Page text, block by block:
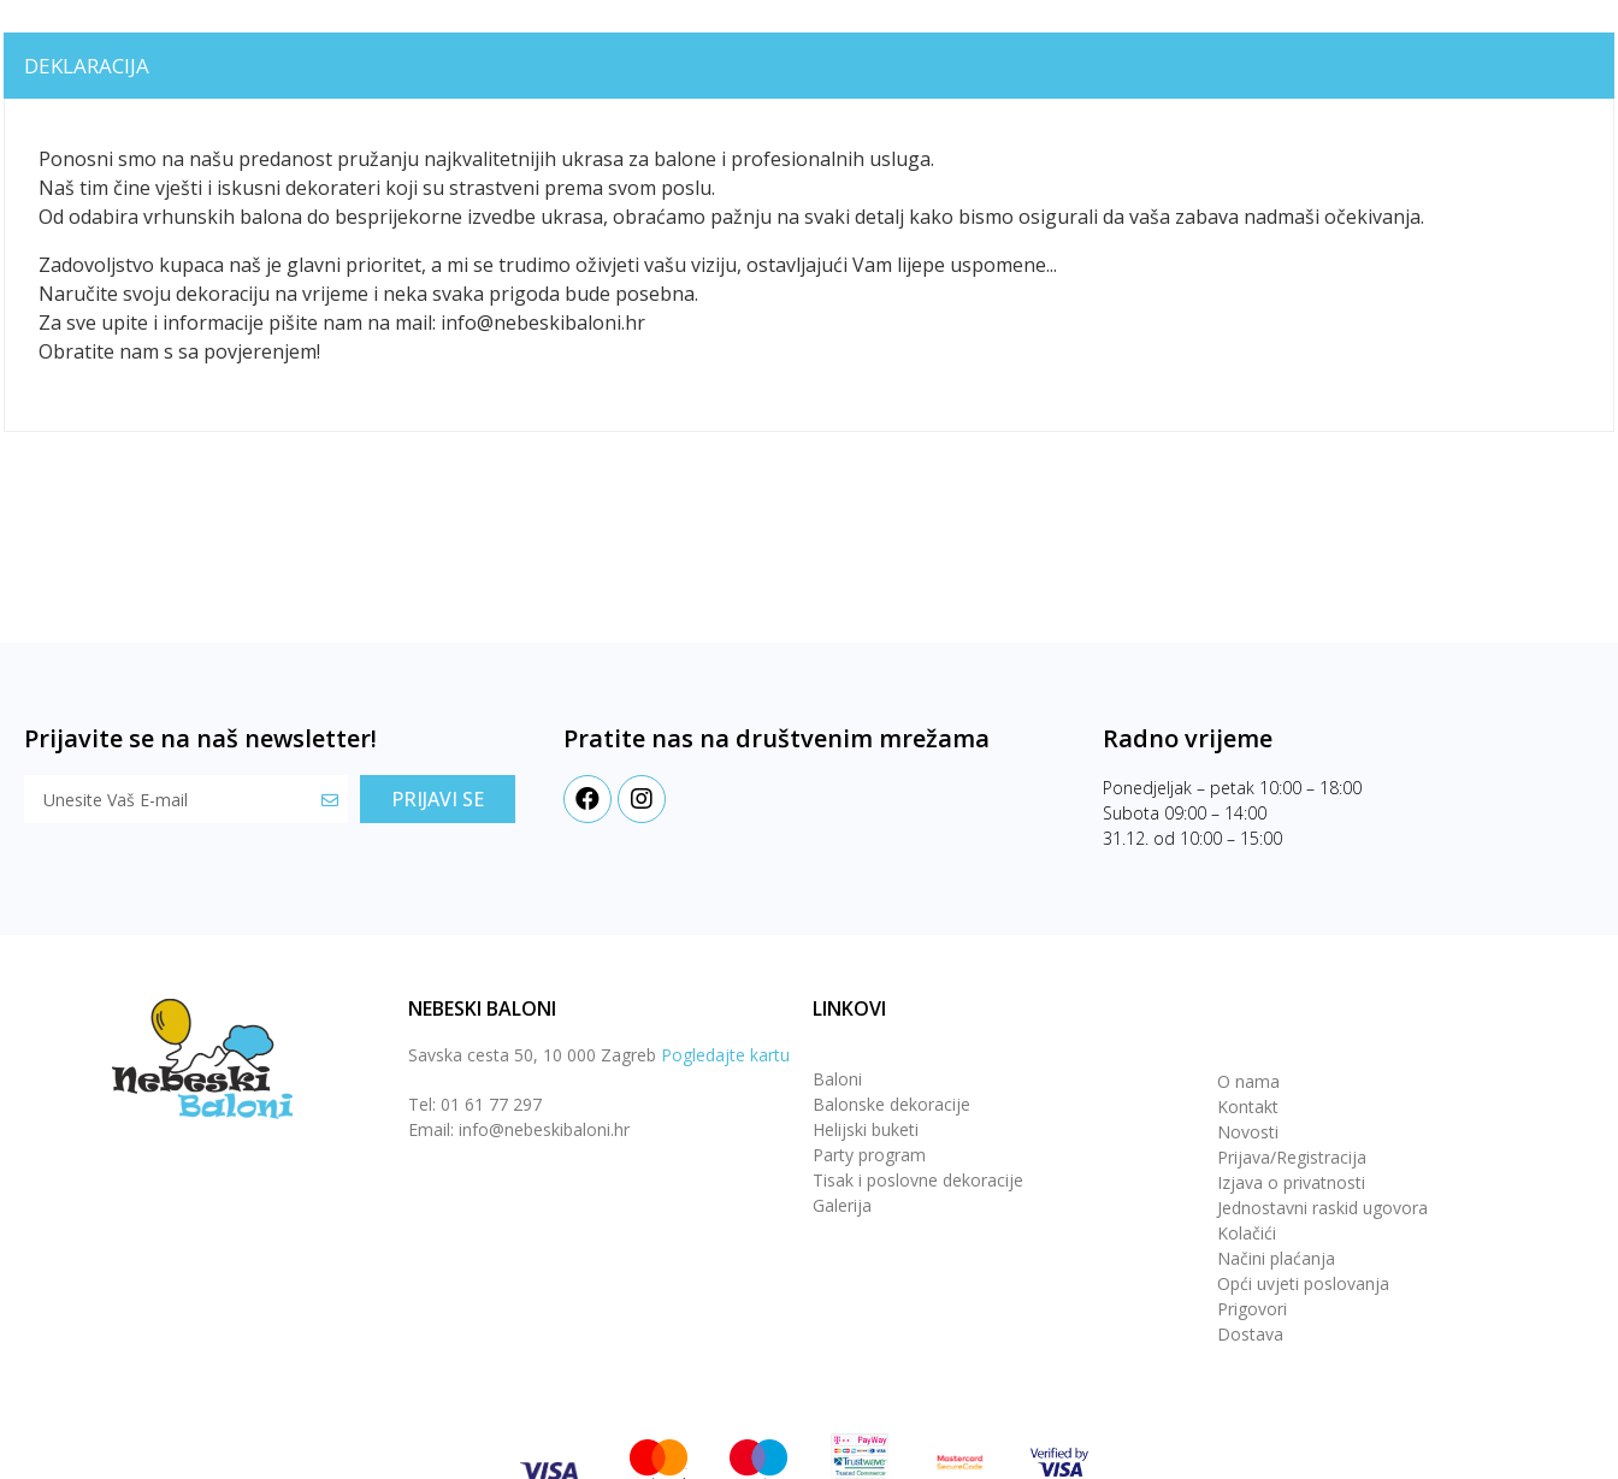
DEKLARACIJA
Ponosni smo na našu predanost pružanju najkvalitetnijih ukrasa za balone i profesionalnih usluga.
Naš tim čine vješti i iskusni dekorateri koji su strastveni prema svom poslu.
Od odabira vrhunskih balona do besprijekorne izvedbe ukrasa, obraćamo pažnju na svaki detalj kako bismo osigurali da vaša zabava nadmaši očekivanja.
Zadovoljstvo kupaca naš je glavni prioritet, a mi se trudimo oživjeti vašu viziju, ostavljajući Vam lijepe uspomene...
Naručite svoju dekoraciju na vrijeme i neka svaka prigoda bude posebna.
Za sve upite i informacije pišite nam na mail: info@nebeskibaloni.hr
Obratite nam s sa povjerenjem!
Prijavite se na naš newsletter!
PRIJAVI SE
Pratite nas na društvenim mrežama Radno vrijeme
Ponedjeljak – petak 10:00 – 18:00
Subota 09:00 – 14:00
31.12. od 10:00 – 15:00
NEBESKI BALONI
Savska cesta 50, 10 000 Zagreb Pogledajte kartu
Tel: 01 61 77 297
Email: info@nebeskibaloni.hr
LINKOVI
Baloni
Balonske dekoracije
Helijski buketi
Party program
Tisak i poslovne dekoracije
Galerija
O nama
Kontakt
Novosti
Prijava/Registracija
Izjava o privatnosti
Jednostavni raskid ugovora
Kolačići
Načini plaćanja
Opći uvjeti poslovanja
Prigovori
Dostava